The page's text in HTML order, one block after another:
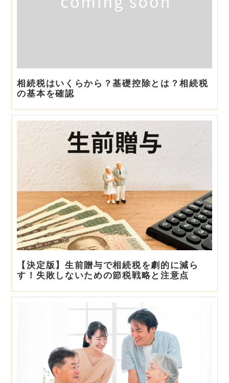
相続税はいくらから？基礎控除とは？相続税
の基本を確認
【決定版】生前贈与で相続税を劇的に減ら
す！失敗しないための節税戦略と注意点